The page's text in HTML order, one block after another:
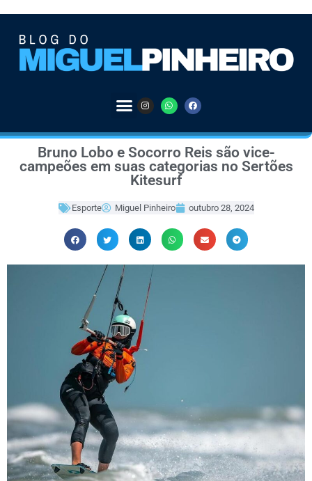
Bruno Lobo e Socorro Reis são vice-
campeões em suas categorias no Sertões
Kitesurf
Esporte Miguel Pinheiro outubro 28, 2024